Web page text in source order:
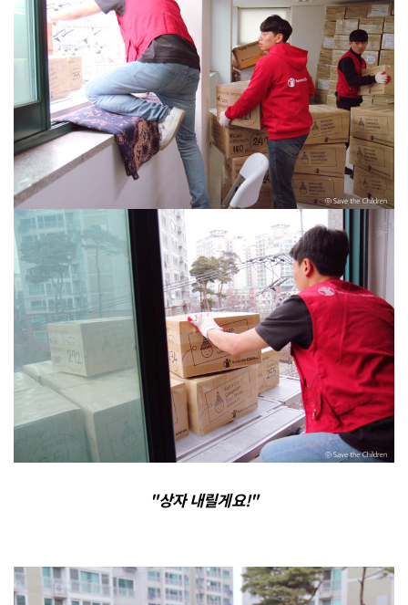
"상자 내릴게요!"